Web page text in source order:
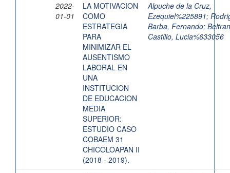
2022-
01-01
LA MOTIVACION
COMO
ESTRATEGIA
PARA
MINIMIZAR EL
AUSENTISMO
LABORAL EN
UNA
INSTITUCION
DE EDUCACION
MEDIA
SUPERIOR:
ESTUDIO CASO
COBAEM 31
CHICOLOAPAN II
(2018 - 2019).
Alpuche de la Cruz,
Ezequiel%225891;
Barba, Fernando; Beltran
Castillo, Lucia%633056